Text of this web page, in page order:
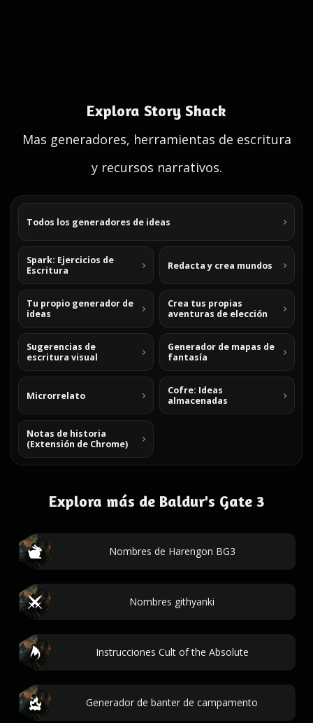
Explora Story Shack
Mas generadores, herramientas de escritura
y recursos narrativos.
Todos los generadores de ideas
Spark: Ejercicios de
Escritura
Redacta y crea mundos
Tu propio generador de
ideas
Crea tus propias
aventuras de elección
Sugerencias de
escritura visual
Generador de mapas de
fantasía
Microrrelato
Cofre: Ideas
almacenadas
Notas de historia
(Extensión de Chrome)
Explora más de Baldur's Gate 3
Nombres de Harengon BG3
Nombres githyanki
Instrucciones Cult of the Absolute
Generador de banter de campamento